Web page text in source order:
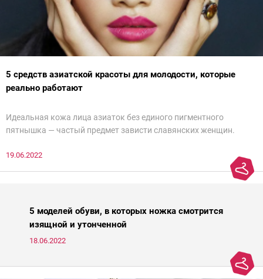
5 средств азиатской красоты для молодости, которые
реально работают
Идеальная кожа лица азиаток без единого пигментного
пятнышка — частый предмет зависти славянских женщин.
генетикой и в зрелом возрасте их легко можно спутать с
молодой девушкой. Но дело не только в ДНК — грамотный уход
японок и кореянок играет немалую роль в предотвращении
средств для молодости от Ксении Вебер, косметолога-эстетиста
и «эксперта идеальной кожи Intercharm 2020».
19.06.2022
5 моделей обуви, в которых ножка смотрится
изящной и утонченной
18.06.2022